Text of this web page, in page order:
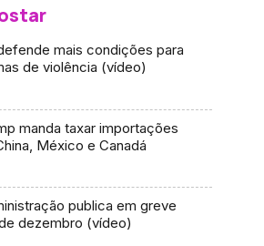
mais condições para
de violência (vídeo)
manda taxar importações
México e Canadá
publica em greve
dezembro (vídeo)